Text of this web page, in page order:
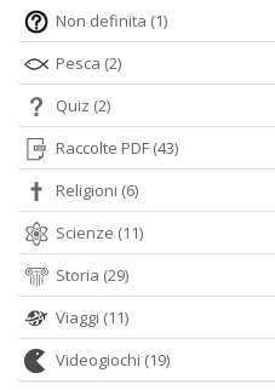
Non definita (1)
Pesca (2)
Quiz (2)
Raccolte PDF (43)
Religioni (6)
Scienze (11)
Storia (29)
Viaggi (11)
Videogiochi (19)